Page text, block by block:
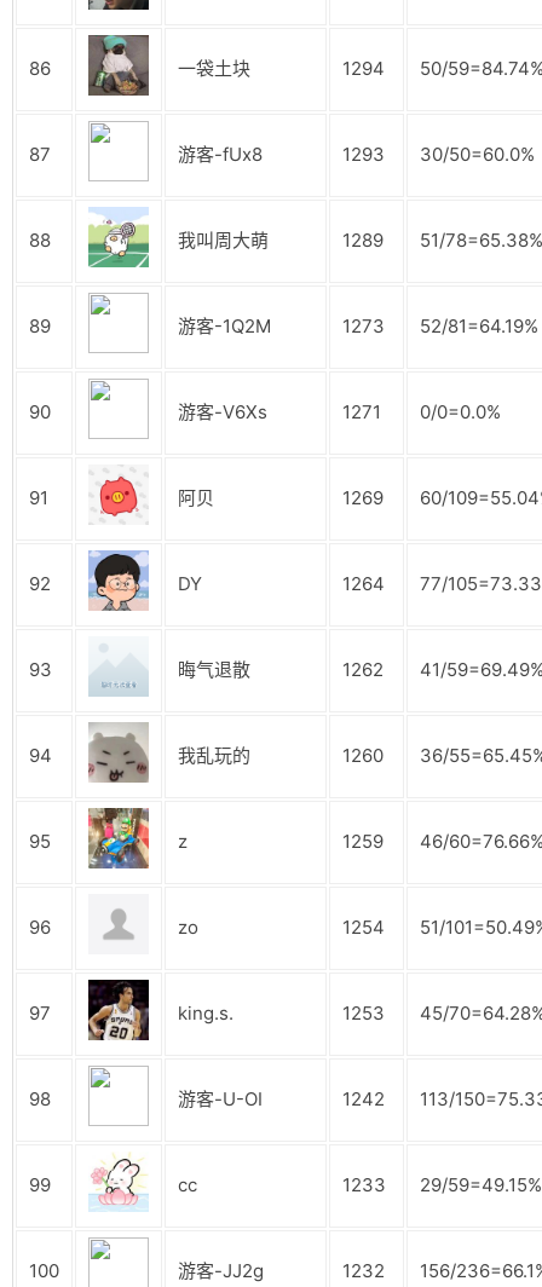
86 一袋土块 1294 50/
87 游客-fUx8 1293 30/50=60.0%
88 我叫周大萌 1289 51/78=65.38%
89 游客-1Q2M 1273 52/81=64.19%
90 游客-V6Xs 1271 0/0=0.0%
91 阿贝 1269 60/
92 DY 1264 77/
93 晦气退散 1262 41/
94 我乱玩的 1260 36/
95 z 1259 46/
96 zo 1254 51/
97 king.s. 1253 45/
98 游客-U-OI 1242 113/
99 cc 1233 29/59=49.15%
100 游客-JJ2g 1232 156/